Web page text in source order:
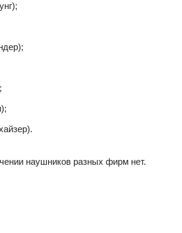
наушников разных фирм нет.